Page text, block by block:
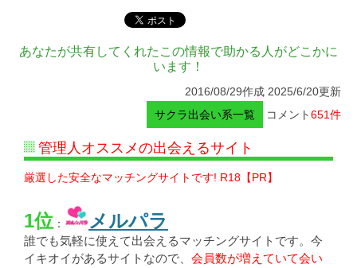
あなたが共有してくれたこの情報で助かる人がどこかに
います！
2016/08/29作成 2025/6/20更新
サクラ出会い系一覧
コメント651件
管理人オススメの出会えるサイト
厳選した安全なマッチングサイトです! R18【PR】
1位 ： メルパラ
誰でも気軽に使えて出会えるマッチングサイトです。今
イキオイがあるサイトなので、 会員数が増えていて会い